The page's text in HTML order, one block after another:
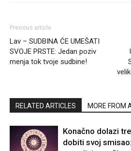
Previous article
Lav – SUDBINA ĆE UMEŠATI
SVOJE PRSTE: Jedan poziv
menja tok tvoje sudbine!
RELATED ARTICLES MORE FROM
Konačno dolazi
dobiti svoj